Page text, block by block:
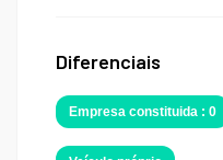
Diferenciais
Empresa constituida : 0